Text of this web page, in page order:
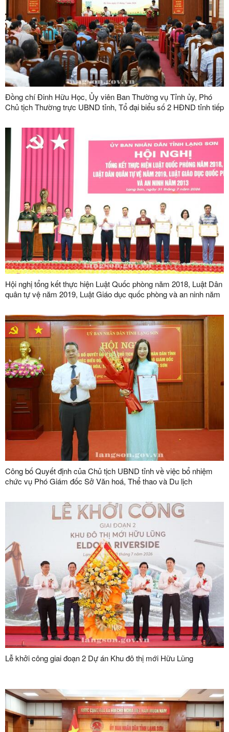
Đồng chí Đinh Hữu Học, Ủy viên Ban Thường vụ Tỉnh ủy, Phó
Chủ tịch Thường trực UBND tỉnh, Tổ đại biểu số 2 HĐND tỉnh tiếp
Hội nghị tổng kết thực hiện Luật Quốc phòng năm 2018, Luật Dân
quân tự vệ năm 2019, Luật Giáo dục quốc phòng và an ninh năm
Công bố Quyết định của Chủ tịch UBND tỉnh về việc bổ nhiệm
chức vụ Phó Giám đốc Sở Văn hoá, Thể thao và Du lịch
Lễ khởi công giai đoạn 2 Dự án Khu đô thị mới Hữu Lũng